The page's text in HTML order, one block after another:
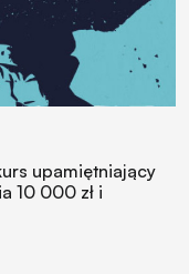
upamiętniający
10 000 zł i